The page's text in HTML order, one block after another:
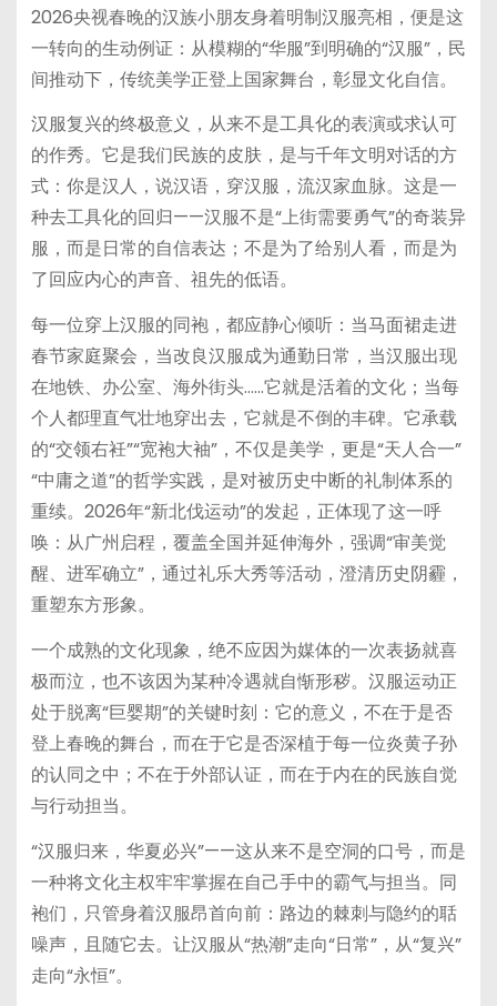
2026央视春晚的汉族小朋友身着明制汉服亮相，便是这
一转向的生动例证：从模糊的“华服”到明确的“汉服”，民
间推动下，传统美学正登上国家舞台，彰显文化自信。
汉服复兴的终极意义，从来不是工具化的表演或求认可
的作秀。它是我们民族的皮肤，是与千年文明对话的方
式：你是汉人，说汉语，穿汉服，流汉家血脉。这是一
种去工具化的回归——汉服不是“上街需要勇气”的奇装异
服，而是日常的自信表达；不是为了给别人看，而是为
了回应内心的声音、祖先的低语。
每一位穿上汉服的同袍，都应静心倾听：当马面裙走进
春节家庭聚会，当改良汉服成为通勤日常，当汉服出现
在地铁、办公室、海外街头……它就是活着的文化；当每
个人都理直气壮地穿出去，它就是不倒的丰碑。它承载
的“交领右衽”“宽袍大袖”，不仅是美学，更是“天人合一”
“中庸之道”的哲学实践，是对被历史中断的礼制体系的
重续。2026年“新北伐运动”的发起，正体现了这一呼
唤：从广州启程，覆盖全国并延伸海外，强调“审美觉
醒、进军确立”，通过礼乐大秀等活动，澄清历史阴霾，
重塑东方形象。
一个成熟的文化现象，绝不应因为媒体的一次表扬就喜
极而泣，也不该因为某种冷遇就自惭形秽。汉服运动正
处于脱离“巨婴期”的关键时刻：它的意义，不在于是否
登上春晚的舞台，而在于它是否深植于每一位炎黄子孙
的认同之中；不在于外部认证，而在于内在的民族自觉
与行动担当。
“汉服归来，华夏必兴”——这从来不是空洞的口号，而是
一种将文化主权牢牢掌握在自己手中的霸气与担当。同
袍们，只管身着汉服昂首向前：路边的棘刺与隐约的聒
噪声，且随它去。让汉服从“热潮”走向“日常”，从“复兴”
走向“永恒”。